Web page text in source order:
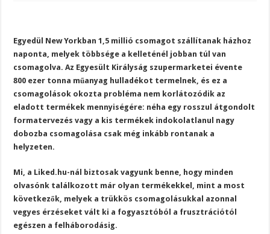
Egyedül New Yorkban 1,5 millió csomagot szállítanak házhoz
naponta, melyek többsége a kelleténél jobban túl van
csomagolva. Az Egyesült Királyság szupermarketei évente
800 ezer tonna műanyag hulladékot termelnek, és ez a
csomagolások okozta probléma nem korlátozódik az
eladott termékek mennyiségére: néha egy rosszul átgondolt
formatervezés vagy a kis termékek indokolatlanul nagy
dobozba csomagolása csak még inkább rontanak a
helyzeten.
Mi, a Liked.hu-nál biztosak vagyunk benne, hogy minden
olvasónk találkozott már olyan termékekkel, mint a most
következők, melyek a trükkös csomagolásukkal azonnal
vegyes érzéseket vált ki a fogyasztóból a frusztrációtól
egészen a felháborodásig.